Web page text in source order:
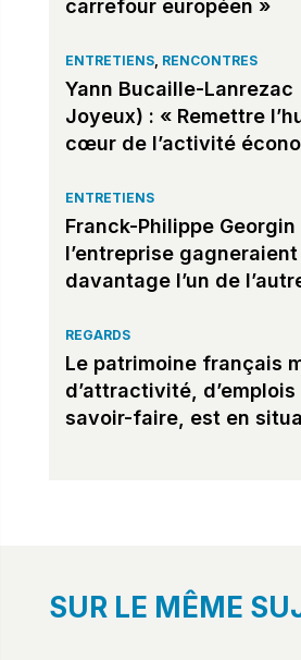
carrefour européen »
ENTRETIENS, RENCONTRES
Yann Bucaille-Lanrezac
Joyeux) : « Remettre
cœur de l’activité
ENTRETIENS
Franck-Philippe Georgin
l’entreprise gagneraient
davantage l’un de
REGARDS
Le patrimoine français
d’attractivité,
savoir-faire, est en
SUR LE MÊME